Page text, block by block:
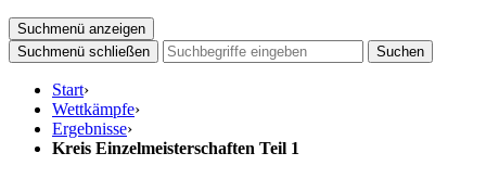
Suchmenü anzeigen
Suchmenü schließen
Suchen
Start›
Wettkämpfe›
Ergebnisse›
Kreis Einzelmeisterschaften Teil 1